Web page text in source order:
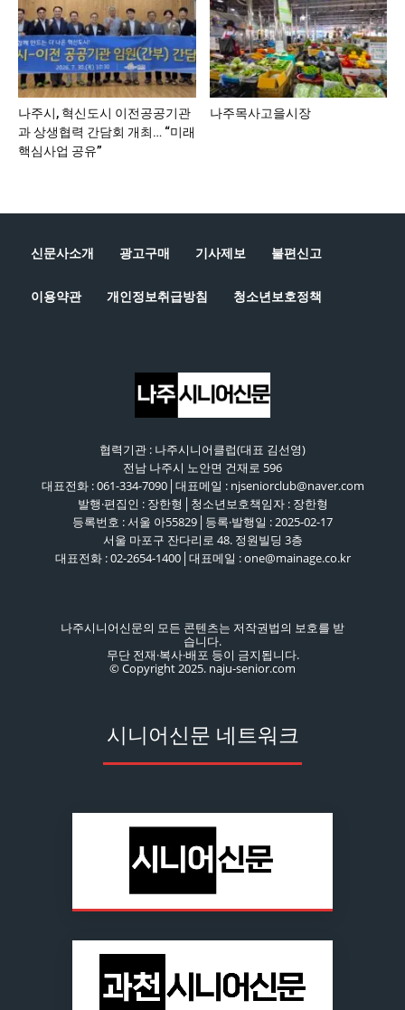
나주시, 혁신도시 이전공공기관
과 상생협력 간담회 개최… “미래
핵심사업 공유”
나주목사고을시장
신문사소개 광고구매 기사제보 불편신고
이용약관 개인정보취급방침 청소년보호정책
협력기관 : 나주시니어클럽(대표 김선영)
전남 나주시 노안면 건재로 596
대표전화 : 061-334-7090│대표메일 : njseniorclub@naver.com
발행·편집인 : 장한형│청소년보호책임자 : 장한형
등록번호 : 서울 아55829│등록·발행일 : 2025-02-17
서울 마포구 잔다리로 48. 정원빌딩 3층
대표전화 : 02-2654-1400│대표메일 : one@mainage.co.kr
나주시니어신문의 모든 콘텐츠는 저작권법의 보호를 받
습니다.
무단 전재·복사·배포 등이 금지됩니다.
© Copyright 2025. naju-senior.com
시니어신문 네트워크